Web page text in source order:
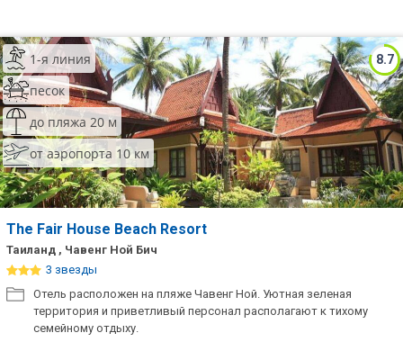
8.7
1-я линия
песок
до пляжа 20 м
от аэропорта 10 км
The Fair House Beach Resort
Таиланд , Чавенг Ной Бич
3 звезды
Отель расположен на пляже Чавенг Ной. Уютная зеленая
территория и приветливый персонал располагают к тихому
семейному отдыху.